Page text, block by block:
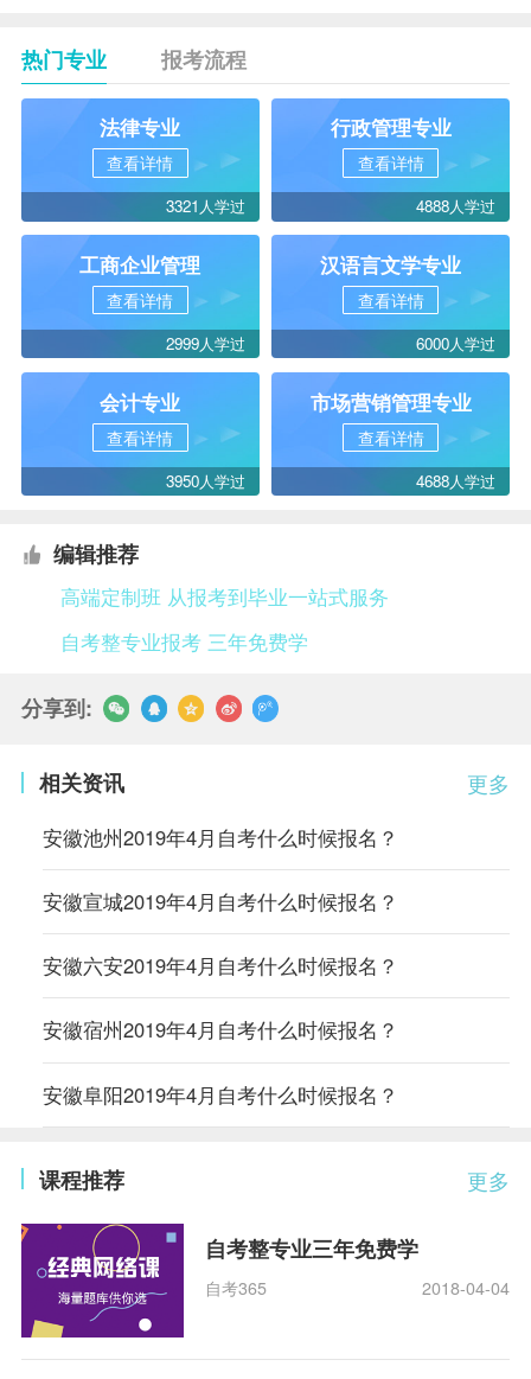
热门专业 报考流程
法律专业
查看详情
3321人学过
行政管理专业
查看详情
4888人学过
工商企业管理
查看详情
2999人学过
汉语言文学专业
查看详情
6000人学过
会计专业
查看详情
3950人学过
市场营销管理专业
查看详情
4688人学过
编辑推荐
高端定制班 从报考到毕业一站式服务
自考整专业报考 三年免费学
分享到:
更多
相关资讯
安徽池州2019年4月自考什么时候报名？
安徽宣城2019年4月自考什么时候报名？
安徽六安2019年4月自考什么时候报名？
安徽宿州2019年4月自考什么时候报名？
安徽阜阳2019年4月自考什么时候报名？
更多
课程推荐
自考整专业三年免费学
自考365 2018-04-04